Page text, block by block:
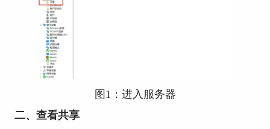
图1：进入服务器
二、查看共享